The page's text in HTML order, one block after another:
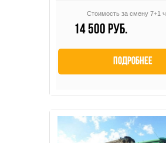
Стоимость за смену 7+1 ч.
14 500 руб.
Подробнее